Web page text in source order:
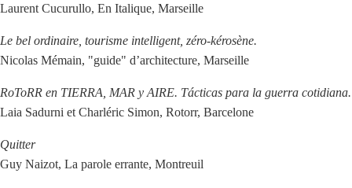
Laurent Cucurullo, En Italique, Marseille
Le bel ordinaire, tourisme intelligent, zéro-kérosène.
Nicolas Mémain, "guide" d’architecture, Marseille
RoToRR en TIERRA, MAR y AIRE. Tácticas para la guerra cotidiana.
Laia Sadurni et Charléric Simon, Rotorr, Barcelone
Quitter
Guy Naizot, La parole errante, Montreuil